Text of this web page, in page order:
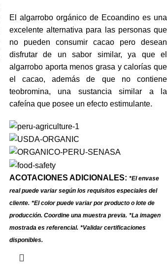
El algarrobo orgánico de Ecoandino es una
excelente alternativa para las personas que
no pueden consumir cacao pero desean
disfrutar de un sabor similar, ya que el
algarrobo aporta menos grasa y calorías que
el cacao, además de que no contiene
teobromina, una sustancia similar a la
cafeína que posee un efecto estimulante.
ACOTACIONES ADICIONALES: *El envase
real puede variar según los requisitos especiales del
cliente. *El color puede variar por producto o lote de
producción. Coordine una muestra previa. *La imagen
mostrada es referencial. *Validar certificaciones
disponibles.